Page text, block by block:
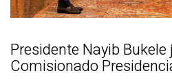
Presidente Nayib
Comisionado